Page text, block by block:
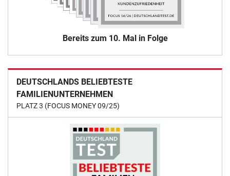
Bereits zum 10. Mal in Folge
DEUTSCHLANDS BELIEBTESTE
FAMILIENUNTERNEHMEN
PLATZ 3 (FOCUS MONEY 09/25)